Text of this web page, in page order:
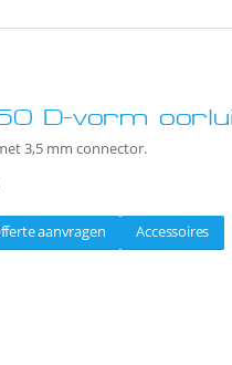
D-vorm
3,5 mm connector.
aanvragen Accessoires